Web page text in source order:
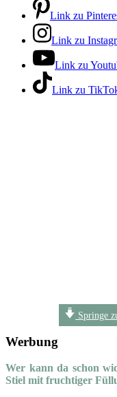
Link zu
Link zu
Link zu
Link zu
Springe
Werbung
Wer kann da schon
Stiel mit fruchtiger